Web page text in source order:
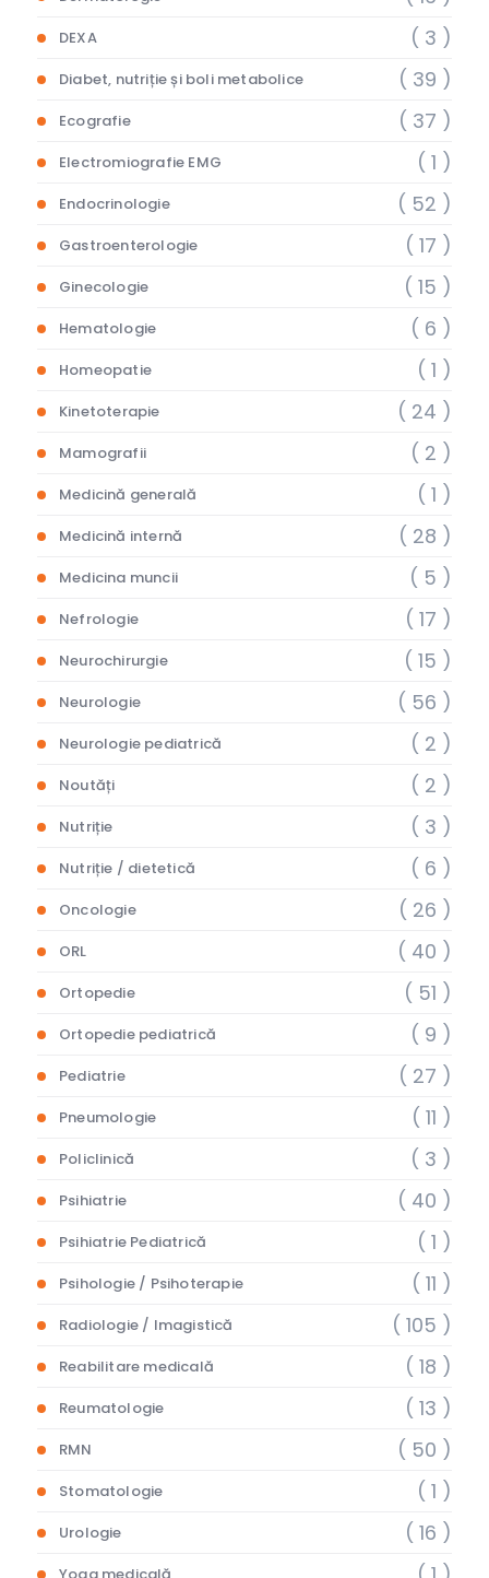
DEXA ( 3 )
Diabet, nutriție și boli metabolice ( 39 )
Ecografie ( 37 )
Electromiografie EMG ( 1 )
Endocrinologie ( 52 )
Gastroenterologie ( 17 )
Ginecologie ( 15 )
Hematologie ( 6 )
Homeopatie ( 1 )
Kinetoterapie ( 24 )
Mamografii ( 2 )
Medicină generală ( 1 )
Medicină internă ( 28 )
Medicina muncii ( 5 )
Nefrologie ( 17 )
Neurochirurgie ( 15 )
Neurologie ( 56 )
Neurologie pediatrică ( 2 )
Noutăți ( 2 )
Nutriție ( 3 )
Nutriție / dietetică ( 6 )
Oncologie ( 26 )
ORL ( 40 )
Ortopedie ( 51 )
Ortopedie pediatrică ( 9 )
Pediatrie ( 27 )
Pneumologie ( 11 )
Policlinică ( 3 )
Psihiatrie ( 40 )
Psihiatrie Pediatrică ( 1 )
Psihologie / Psihoterapie ( 11 )
Radiologie / Imagistică ( 105 )
Reabilitare medicală ( 18 )
Reumatologie ( 13 )
RMN ( 50 )
Stomatologie ( 1 )
Urologie ( 16 )